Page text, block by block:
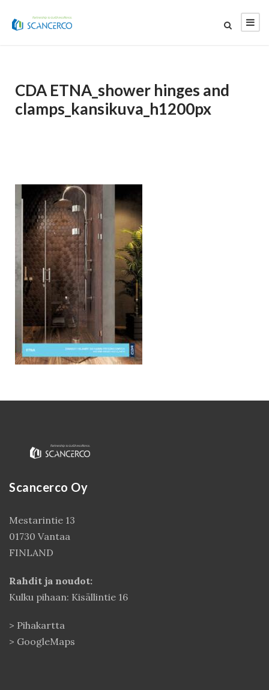
CDA ETNA_shower hinges and
clamps_kansikuva_h1200px
Scancerco Oy
Mestarintie 13
01730 Vantaa
FINLAND
Rahdit ja noudot:
Kulku pihaan: Kisällintie 16
> Pihakartta
> GoogleMaps